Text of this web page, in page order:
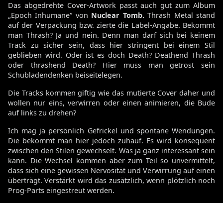
Das abgedrehte Cover-Artwork passt auch gut zum Album
„Epoch Inhumane“ von Nuclear Tomb.Thrash Metal stand
auf der Verpackung bzw. zierte die Label-Angabe. Bekommt
man Thrash? Ja und nein. Denn man darf sich bei keinem
Track zu sicher sein, dass hier stringent bei einem Stil
geblieben wird. Oder ist es doch Death? Deathend Thrash
oder thrashend Death? Hier muss man getrost sein
Schubladendenken beiseitelegen.
Die Tracks kommen giftig wie das mutierte Cover daher und
wollen nur eins, verwirren oder einen animieren, die Bude
auf links zu drehen?
Ich mag ja persönlich Gefrickel und spontane Wendungen.
Die bekommt man hier jedoch zuhauf. Es wird konsequent
zwischen den Stilen gewechselt. Was ja ganz interessant sein
kann. Die Wechsel kommen aber zum Teil so unvermittelt,
dass sich eine gewissen Nervosität und Verwirrung auf einen
überträgt. Verstärkt wird das zusätzlich, wenn plötzlich noch
Prog-Parts eingestreut werden.